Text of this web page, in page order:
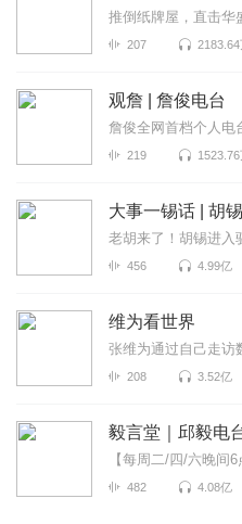
207 2183.64
观詹 | 詹俊电台
詹俊全网首档个人电
219
大事一锡话 | 胡
456 4.99亿
维为看世界
208 3.52亿
毅言堂｜邱毅电
【每周二/四/六晚间
482 4.08亿